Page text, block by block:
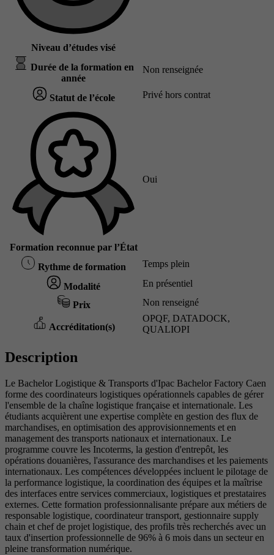
Niveau d’études visé
Durée de la formation en
année
Non renseignée
Statut de l’école Privé hors contrat
Formation reconnue par l’État
Oui
Rythme de formation Temps plein
Modalité En présentiel
Prix Non renseigné
Accréditation(s)
OPQF, DATADOCK,
QUALIOPI
Description
Le Bachelor Logistique & Transports d'Ipac Bachelor Factory Caen
forme des coordinateurs logistiques opérationnels capables de gérer
l'ensemble de la chaîne logistique française et internationale. Les
étudiants acquièrent une expertise complète en gestion des flux de
marchandises, en optimisation des approvisionnements et en
management des transports nationaux et internationaux. Le
programme couvre les Incoterms, la gestion d'entrepôt, les
opérations douanières, l'assurance des marchandises et les paiements
internationaux. Les compétences développées incluent le pilotage de
la performance logistique, la coordination des équipes et la maîtrise
des interfaces entre services commerciaux, logistiques et prestataires
externes. Cette formation professionnalisante prépare aux métiers de
responsable logistique, coordinateur transport, gestionnaire supply
chain et chef de projet logistique, des profils très recherchés avec un
taux d'insertion professionnelle de 96% à 6 mois dans un secteur en
pleine transformation numérique.